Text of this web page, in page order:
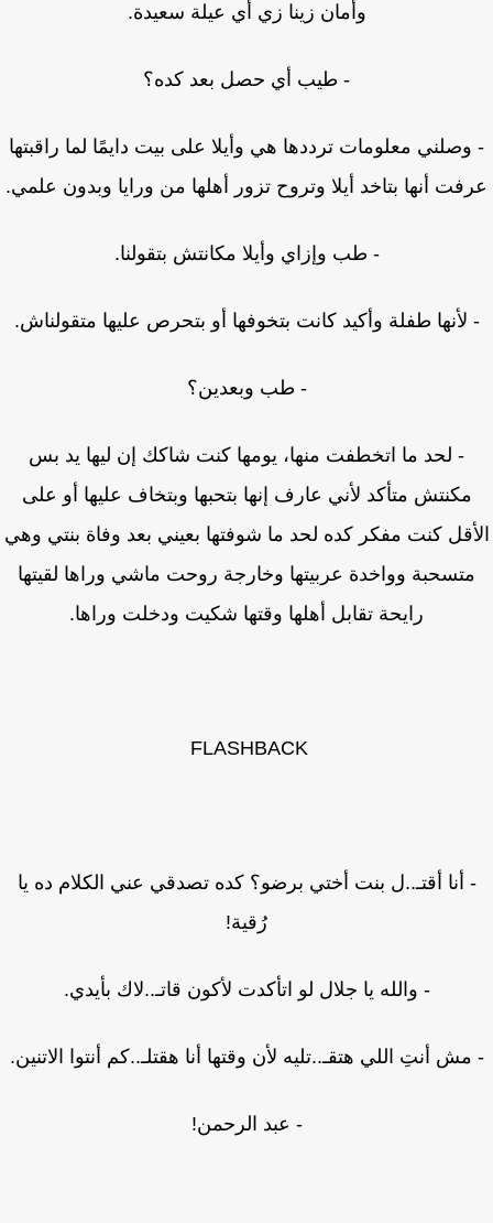
وأمان زينا زي أي عيلة سعيدة.
- طيب أي حصل بعد كده؟
معلومات ترددها هي وأيلا على بيت دايمًا لما راقبتها
أنها بتاخد أيلا وتروح تزور أهلها من ورايا وبدون علمي.
- طب وإزاي وأيلا مكانتش بتقولنا.
لأنها طفلة وأكيد كانت بتخوفها أو بتحرص عليها متقولناش.
- طب وبعدين؟
- لحد ما اتخطفت منها، يومها كنت شاكك إن ليها يد بس
مكنتش متأكد لأني عارف إنها بتحبها وبتخاف عليها أو على
كنت مفكر كده لحد ما شوفتها بعيني بعد وفاة بنتي وهي
وواخدة عربيتها وخارجة روحت ماشي وراها لقيتها
رايحة تقابل أهلها وقتها شكيت ودخلت وراها.
FLASHBACK
أنا أقتـ..ل بنت أختي برضو؟ كده تصدقي عني الكلام ده يا
رُقية!
- والله يا جلال لو اتأكدت لأكون قاتـ..لاك بأيدي.
أنتِ اللي هتقـ..تليه لأن وقتها أنا هقتلـ..كم أنتوا الاتنين.
- عبد الرحمن!